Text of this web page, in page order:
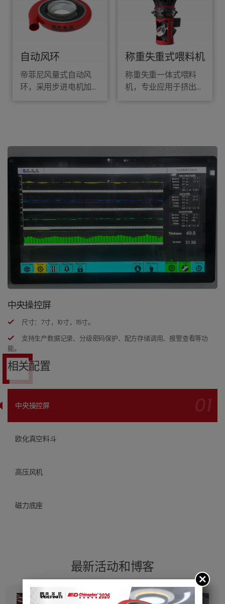
自动风环
帝菲尼风量式自动风
环，采用步进电机加风
称重失重式喂料机
称重失重一体式喂料
机，专业应用于挤出领
方。
中央操控屏
尺寸：7寸，10寸，15寸。
支持生产数据记录、分级密码保护、配方存储调用、报警查看等功
能。
相关配置
中央操控屏
欧化真空料斗
高压风机
磁力底座
最新活动和博客